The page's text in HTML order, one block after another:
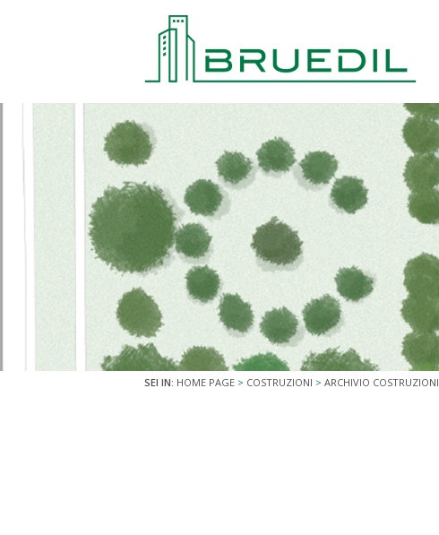
SEI IN: HOME PAGE > COSTRUZIONI >ARCHIVIO COSTRUZIONI